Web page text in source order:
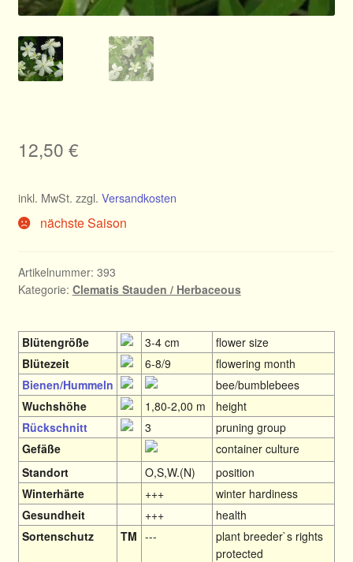
12,50 €
inkl. MwSt. zzgl. Versandkosten
nächste Saison
Artikelnummer: 393
Kategorie: Clematis Stauden / Herbaceous
Blütengröße 3-4 cm
flower size
Blütezeit
6-8/9
flowering month
Bienen/Hummeln
bee/bumblebees
Wuchshöhe
1,80-2,00 m
height
Rückschnitt
3
pruning group
Gefäße
container culture
Standort
O,S,W.(N)
position
Winterhärte
+++
winter hardiness
Gesundheit
+++
health
Sortenschutz
TM ---
plant breeder`s rights
protected